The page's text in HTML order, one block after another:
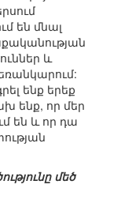
են մնալ
և
ենք երեք
ենք, որ մեր
են և որ դա
մեծ